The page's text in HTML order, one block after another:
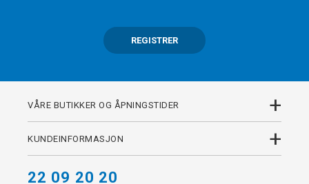
REGISTRER
VÅRE BUTIKKER OG ÅPNINGSTIDER +
KUNDEINFORMASJON +
22 09 20 20